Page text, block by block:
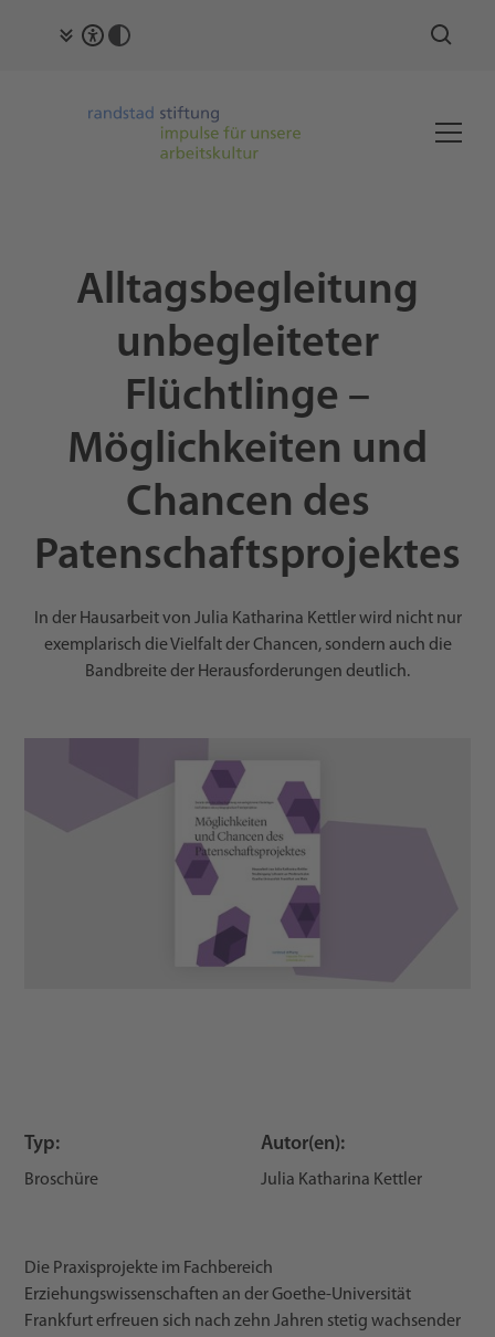
Alltagsbegleitung
unbegleiteter
Flüchtlinge –
Möglichkeiten und
Chancen des
Patenschaftsprojektes
In der Hausarbeit von Julia Katharina Kettler wird nicht nur
exemplarisch die Vielfalt der Chancen, sondern auch die
Bandbreite der Herausforderungen deutlich.
Typ:
Broschüre
Autor(en):
Julia Katharina Kettler
Die Praxisprojekte im Fachbereich
Erziehungswissenschaften an der Goethe-Universität
Frankfurt erfreuen sich nach zehn Jahren stetig wachsender